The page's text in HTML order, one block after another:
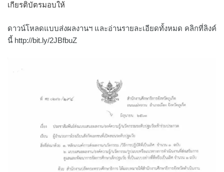
เกียรติบัตรมอบให้
ดาวน์โหลดแบบส่งผลงานฯ และอ่านรายละเอียดทั้งหมด คลิกที่ลิงค์
นี้ http://bit.ly/2JBfbuZ